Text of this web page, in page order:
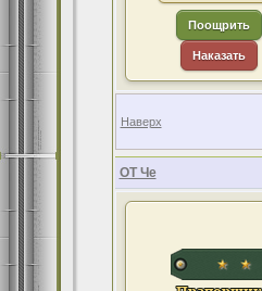
Поощрить
Наказать
Наверх
ОТ Че